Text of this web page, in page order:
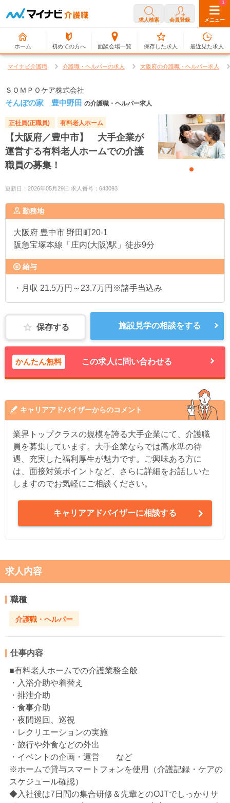
求人検索 会員登録 メニュー
ホーム 初めての方へ 面談会場一覧
0
保存した求人
1
最近見た求人
マイナビ介護職 介護職・ヘルパーの求人 大阪府の介護職・ヘルパー求人
ＳＯＭＰＯケア株式会社
そんぽの家 豊中野田 の介護職・ヘルパー求人
正社員(正職員) 有料老人ホーム
【大阪府／豊中市】 大手企業が
運営する有料老人ホームでの介護
職員の募集！
更新日：2026年05月29日 求人番号：643093
勤務地
大阪府 豊中市 野田町20-1
阪急宝塚本線「庄内(大阪)駅」徒歩9分
給与
・月収 21.5万円～23.7万円※諸手当込み
保存する 施設見学の相談をする
かんたん無料 この求人に問い合わせる
キャリアアドバイザーからのコメント
業界トップクラスの規模を誇る大手企業にて、介護職
員を募集しています。大手企業ならでは高水準の待
遇、充実した福利厚生が魅力です。ご興味ある方に
は、面接対策ポイントなど、さらに詳細をお話しいた
しますのでお気軽にご相談ください。
キャリアアドバイザーに相談する
求人内容
職種
介護職・ヘルパー
仕事内容
■有料老人ホームでの介護業務全般
・入浴介助や着替え
・排泄介助
・食事介助
・夜間巡回、巡視
・レクリエーションの実施
・旅行や外食などの外出
・イベントの企画・運営 など
※ホームで貸与スマートフォンを使用（介護記録・ケアの
スケジュール確認）
◆入社後は7日間の集合研修＆先輩とのOJTでしっかりサ